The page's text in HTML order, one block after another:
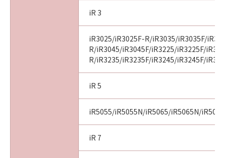
iR 3
iR3025/iR3025F-R/iR3035/iR3035F/
R/iR3045/iR3045F/iR3225/iR3225F/
R/iR3235/iR3235F/iR3245/iR3245F/
iR 5
iR5055/iR5055N/iR5065/iR5065N/
iR 7